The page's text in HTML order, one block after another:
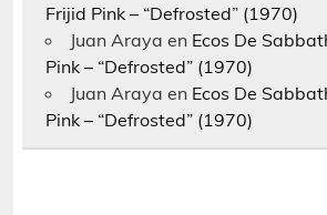
Frijid Pink – “Defrosted” (1970)
Juan Araya en Ecos De
Pink – “Defrosted” (1970)
Juan Araya en Ecos De
Pink – “Defrosted” (1970)